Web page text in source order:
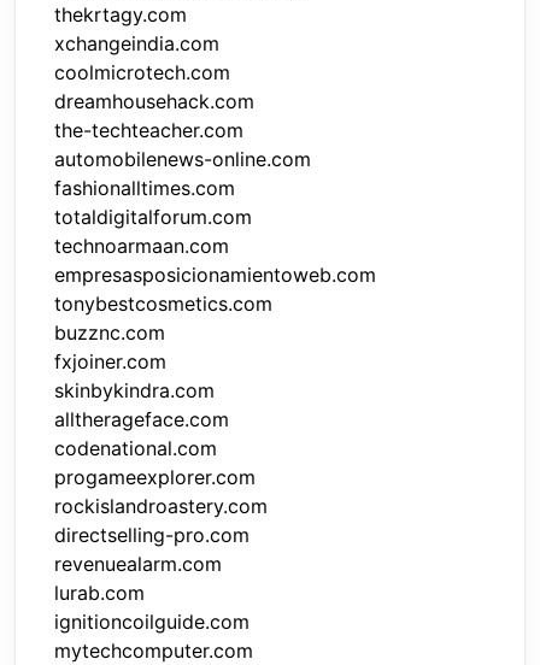
thekrtagy.com
xchangeindia.com
coolmicrotech.com
dreamhousehack.com
the-techteacher.com
automobilenews-online.com
fashionalltimes.com
totaldigitalforum.com
technoarmaan.com
empresasposicionamientoweb.com
tonybestcosmetics.com
buzznc.com
fxjoiner.com
skinbykindra.com
alltherageface.com
codenational.com
progameexplorer.com
rockislandroastery.com
directselling-pro.com
revenuealarm.com
lurab.com
ignitioncoilguide.com
mytechcomputer.com